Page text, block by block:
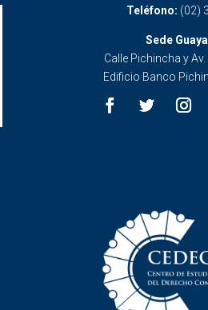
Teléfono: (02)
Sede
Calle Pichincha y
Edificio Banco